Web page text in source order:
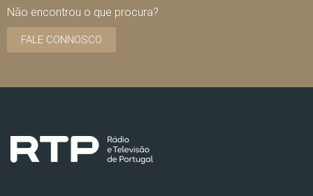
Não encontrou o que procura?
FALE CONNOSCO